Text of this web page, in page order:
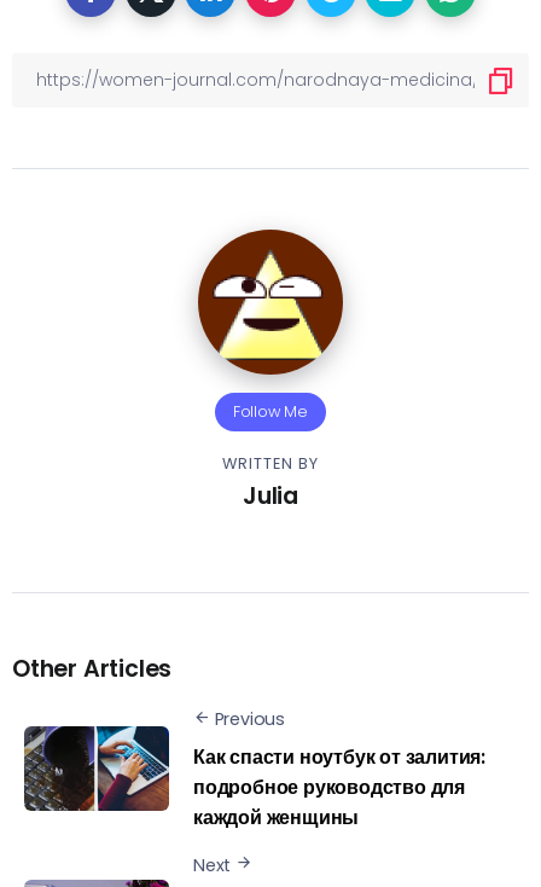
Follow Me
WRITTEN BY
Julia
Other Articles
Previous
Как спасти ноутбук от залития:
подробное руководство для
каждой женщины
Next